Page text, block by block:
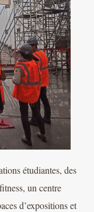
étudiantes, des
un centre
d’expositions et